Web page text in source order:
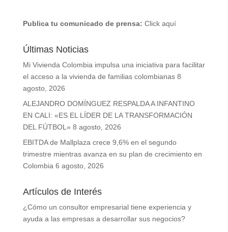
Publica tu comunicado de prensa: Click aquí
Últimas Noticias
Mi Vivienda Colombia impulsa una iniciativa para facilitar
el acceso a la vivienda de familias colombianas 8
agosto, 2026
ALEJANDRO DOMÍNGUEZ RESPALDA A INFANTINO
EN CALI: «ES EL LÍDER DE LA TRANSFORMACIÓN
DEL FÚTBOL» 8 agosto, 2026
EBITDA de Mallplaza crece 9,6% en el segundo
trimestre mientras avanza en su plan de crecimiento en
Colombia 6 agosto, 2026
Artículos de Interés
¿Cómo un consultor empresarial tiene experiencia y
ayuda a las empresas a desarrollar sus negocios?